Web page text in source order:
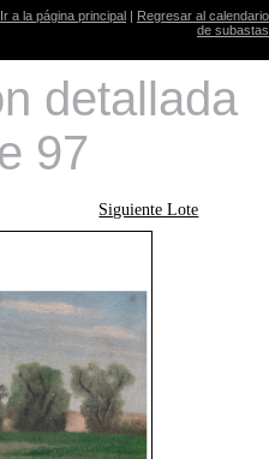
Ir a la página principal | Regresar al calendario
de subastas
detallada
97
Siguiente Lote